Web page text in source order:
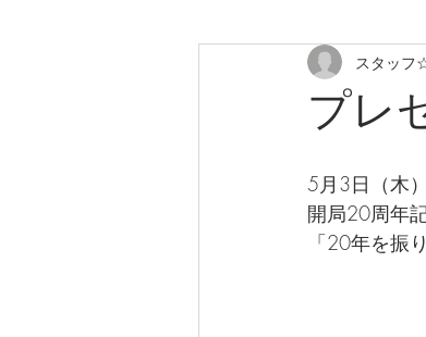
LIVE（中継） 星空ス
なぎさ達ちゃんカフェ
プレ
スタッフ
5月3日（木）
開局20周年
「20年を振